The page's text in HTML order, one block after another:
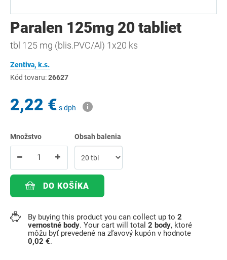
Paralen 125mg 20 tabliet
tbl 125 mg (blis.PVC/Al) 1x20 ks
Zentiva, k.s.
Kód tovaru:26627
2,22 € s dph
Množstvo Obsah balenia
DO KOŠÍKA
By buying this product you can collect up to 2
vernostné body. Your cart will total 2 body, ktoré
môžu byť prevedené na zľavový kupón v hodnote
0,02 €.